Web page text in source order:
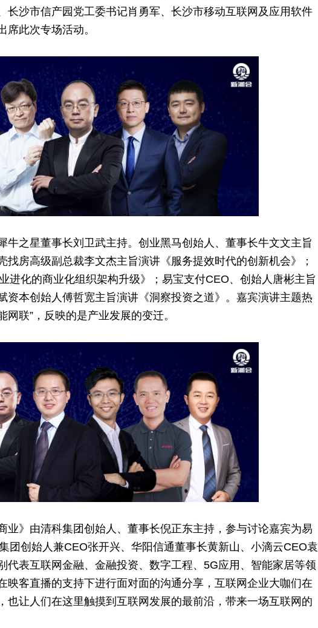
长沙市信产园党工委书记肖勇军、长沙市移动互联网及应用软件
席此次专场活动。
牛之星董事长刘卫武主持。创业黑马创始人、董事长牛文文主旨
房高级副总裁李文杰主旨演讲《服务提效时代的创新机会》；
进化的商业化组织架构升级》；易宝支付CEO、创始人唐彬主旨
资本创始人傅哲宽主旨演讲《洞察投资之道》。嘉宾演讲主题热
网联”，反映的是产业发展的变迁。
业》由清科集团创始人、董事长倪正东主持，参与讨论嘉宾为易
团创始人兼CEO张开兴、华阳信通董事长黄新山、小滴云CEO袁
代表互联网金融、 金融投资、数字工程、5G应用、智能家居等领
映客直播的支持下进行面对面的沟通分享，互联网企业大咖们在
也让人们在这里触摸到互联网发展的最前沿，带来一场互联网的